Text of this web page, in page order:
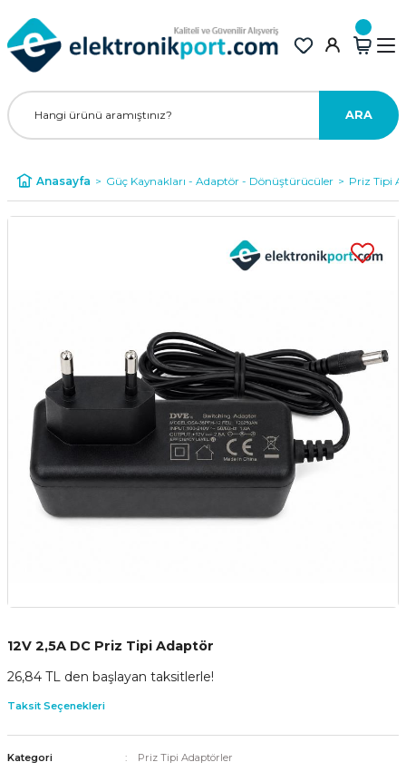
ARA
Anasayfa Güç Kaynakları - Adaptör - Dönüştürücüler Priz Tipi
12V 2,5A DC Priz Tipi Adaptör
26,84 TL den başlayan taksitlerle!
Taksit Seçenekleri
Kategori
Priz Tipi Adaptörler